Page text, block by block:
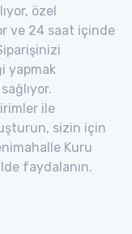
özel
ve 24 saat içinde
yapmak
ile
sizin için
Kuru
faydalanın.